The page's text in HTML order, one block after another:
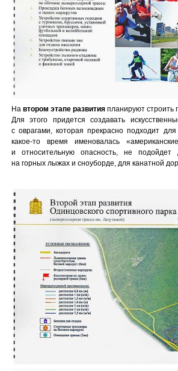
На втором этапе развития планируют строить
Для этого придется создавать
с оврагами, которая прекрасно подходит
какое-то время именовалась
и относительную опасность, не подойдет
на горных лыжах и сноуборде, для канатной